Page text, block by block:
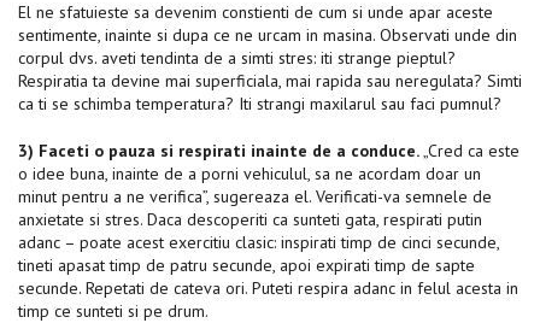
El ne sfatuieste sa devenim constienti de cum si unde apar aceste
sentimente, inainte si dupa ce ne urcam in masina. Observati unde din
corpul dvs. aveti tendinta de a simti stres: iti strange pieptul?
Respiratia ta devine mai superficiala, mai rapida sau neregulata? Simti
ca ti se schimba temperatura? Iti strangi maxilarul sau faci pumnul?
3) Faceti o pauza si respirati inainte de a conduce.„Cred ca este
o idee buna, inainte de a porni vehiculul, sa ne acordam doar un
minut pentru a ne verifica”, sugereaza el. Verificati-va semnele de
anxietate si stres. Daca descoperiti ca sunteti gata, respirati putin
adanc – poate acest exercitiu clasic: inspirati timp de cinci secunde,
tineti apasat timp de patru secunde, apoi expirati timp de sapte
secunde. Repetati de cateva ori. Puteti respira adanc in felul acesta in
timp ce sunteti si pe drum.